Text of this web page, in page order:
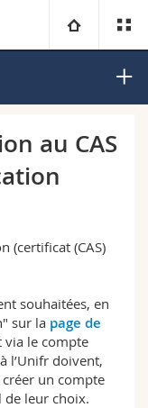
management
et compétences
au CAS
(certificat (CAS)
souhaitées, en
sur la page de
via le compte
l’Unifr doivent,
un compte
de leur choix.